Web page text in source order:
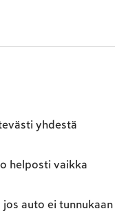
yhdestä
helposti vaikka
auto ei tunnukaan